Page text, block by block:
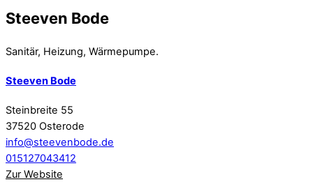
Steeven Bode
Sanitär, Heizung, Wärmepumpe.
Steeven Bode
Steinbreite 55
37520 Osterode
info@steevenbode.de
015127043412
Zur Website